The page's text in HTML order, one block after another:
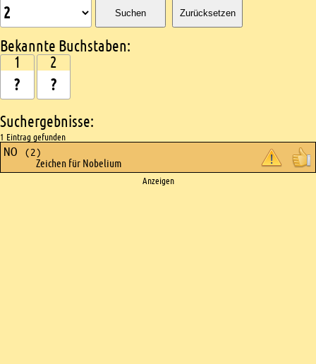
Suchen Zurücksetzen
Bekannte Buchstaben:
1 2
Suchergebnisse:
1 Eintrag gefunden
NO (2)
Zeichen für Nobelium
Anzeigen